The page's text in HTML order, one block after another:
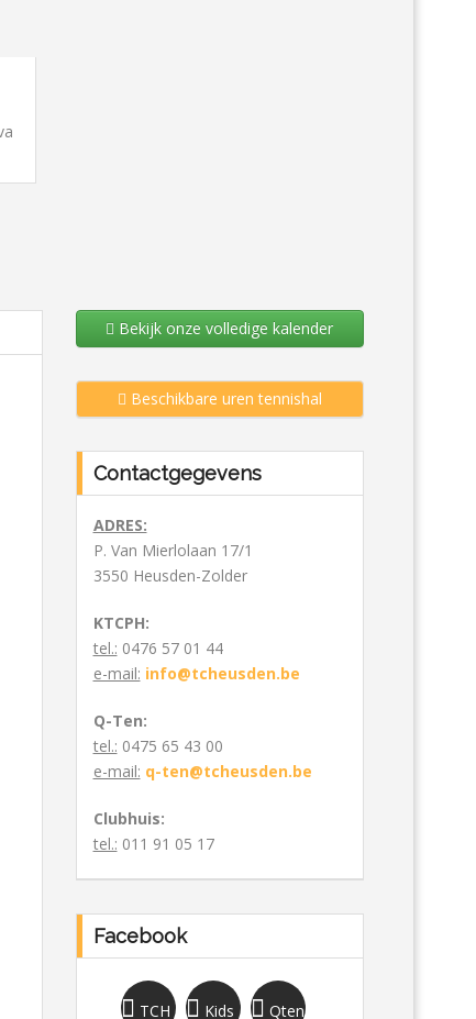
Bekijk onze volledige kalender
Beschikbare uren tennishal
Contactgegevens
ADRES:
P. Van Mierlolaan 17/1
3550 Heusden-Zolder
KTCPH:
tel.: 0476 57 01 44
e-mail: info@tcheusden.be
Q-Ten:
tel.: 0475 65 43 00
e-mail: q-ten@tcheusden.be
Clubhuis:
tel.: 011 91 05 17
Facebook
TCH Kids Qten